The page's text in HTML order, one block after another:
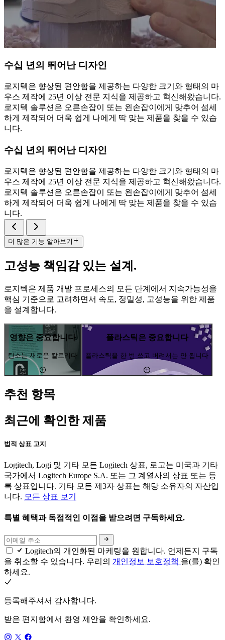
수십 년의 뛰어난 디자인
로지텍은 향상된 편안함을 제공하는 다양한 크기와 형태의 마
우스 제작에 25년 이상 전문 지식을 제공하고 혁신해왔습니다.
로지텍 솔루션은 오른손잡이 또는 왼손잡이에게 맞추어 섬세
하게 제작되어 더욱 쉽게 나에게 딱 맞는 제품을 찾을 수 있습
니다.
수십 년의 뛰어난 디자인
로지텍은 향상된 편안함을 제공하는 다양한 크기와 형태의 마
우스 제작에 25년 이상 전문 지식을 제공하고 혁신해왔습니다.
로지텍 솔루션은 오른손잡이 또는 왼손잡이에게 맞추어 섬세
하게 제작되어 더욱 쉽게 나에게 딱 맞는 제품을 찾을 수 있습
니다.
더 많은 기능 알아보기
고성능 책임감 있는 설계.
로지텍은 제품 개발 프로세스의 모든 단계에서 지속가능성을
핵심 기준으로 고려하면서 속도, 정밀성, 고성능을 위한 제품
을 설계합니다.
영향은 중요합니다
탄소는 새로운 칼로리다
플라스틱은 중요합니다
플라스틱을 한 번 쓰고 버려서는 안 됩니다
추천 항목
최근에 확인한 제품
법적 상표 고지
Logitech, Logi 및 기타 모든 Logitech 상표, 로고는 미국과 기타
국가에서 Logitech Europe S.A. 또는 그 계열사의 상표 또는 등
록 상표입니다. 기타 모든 제3자 상표는 해당 소유자의 자산입
니다. 모든 상표 보기
특별 혜택과 독점적인 이점을 받으려면 구독하세요.
Logitech의 개인화된 마케팅을 원합니다. 언제든지 구독
을 취소할 수 있습니다. 우리의 개인정보 보호정책 을(를) 확인
하세요.
등록해주셔서 감사합니다.
받은 편지함에서 환영 제안을 확인하세요.